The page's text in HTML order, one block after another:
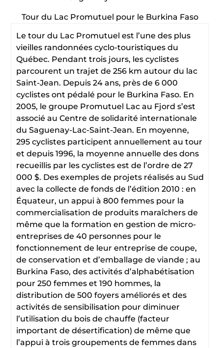
Tour du Lac Promutuel pour le Burkina Faso
Le tour du Lac Promutuel est l’une des plus
vieilles randonnées cyclo-touristiques du
Québec. Pendant trois jours, les cyclistes
parcourent un trajet de 256 km autour du lac
Saint-Jean. Depuis 24 ans, près de 6 000
cyclistes ont pédalé pour le Burkina Faso. En
2005, le groupe Promutuel Lac au Fjord s’est
associé au Centre de solidarité internationale
du Saguenay-Lac-Saint-Jean. En moyenne,
295 cyclistes participent annuellement au tour
et depuis 1996, la moyenne annuelle des dons
recueillis par les cyclistes est de l’ordre de 27
000 $. Des exemples de projets réalisés au Sud
avec la collecte de fonds de l’édition 2010 : en
Équateur, un appui à 800 femmes pour la
commercialisation de produits maraîchers de
même que la formation en gestion de micro-
entreprises de 40 personnes pour le
fonctionnement de leur entreprise de coupe,
de conservation et d’emballage de viande ; au
Burkina Faso, des activités d’alphabétisation
pour 250 femmes et 190 hommes, la
distribution de 500 foyers améliorés et des
activités de sensibilisation pour diminuer
l’utilisation du bois de chauffe (facteur
important de désertification) de même que
l’appui à trois groupements de femmes dans